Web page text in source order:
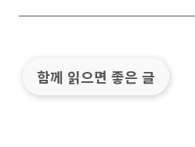
함께 읽으면 좋은 글